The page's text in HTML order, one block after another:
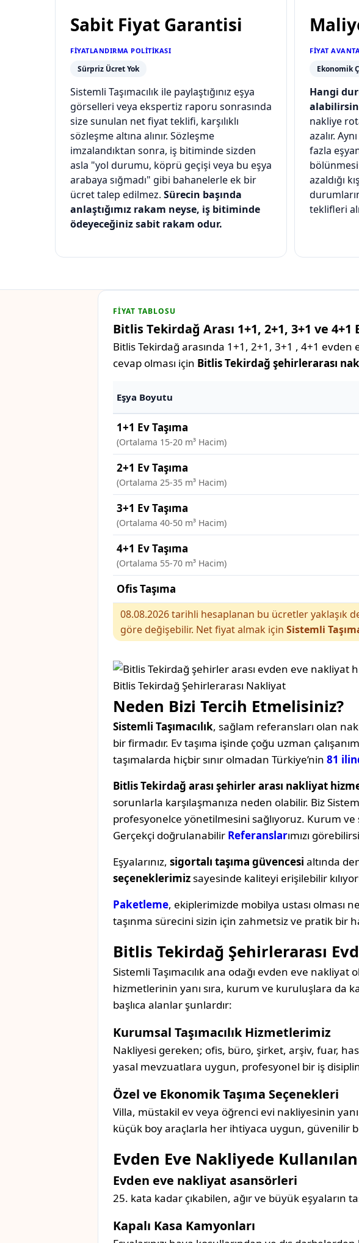
Sabit Fiyat Garantisi
FIYATLANDIRMA POLITIKASI
Sürpriz Ücret Yok
Sistemli Taşımacılık ile paylaştığınız eşya
görselleri veya ekspertiz raporu sonrasında
size sunulan net fiyat teklifi, karşılıklı
sözleşme altına alınır. Sözleşme
imzalandıktan sonra, iş bitiminde sizden
asla "yol durumu, köprü geçişi veya bu eşya
arabaya sığmadı" gibi bahanelerle ek bir
ücret talep edilmez. Sürecin başında
anlaştığımız rakam neyse, iş bitiminde
ödeyeceğiniz sabit rakam odur.
FIYAT
Ekonomik
Hangi
nakliye
azalır.
fazla
azaldığı
teklifleri
FIYAT TABLOSU
Bitlis Tekirdağ Arası 1+1, 2+1, 3+1 ve
Bitlis Tekirdağ arasında 1+1, 2+1, 3+1 , 4+1
cevap olması için Bitlis Tekirdağ şehirlerarası
Eşya Boyutu
1+1 Ev Taşıma
(Ortalama 15-20 m³ Hacim)
2+1 Ev Taşıma
(Ortalama 25-35 m³ Hacim)
3+1 Ev Taşıma
(Ortalama 40-50 m³ Hacim)
4+1 Ev Taşıma
(Ortalama 55-70 m³ Hacim)
Ofis Taşıma
08.08.2026 tarihli hesaplanan bu ücretler yaklaşık
göre değişebilir. Net fiyat almak için Sistemli
Bitlis Tekirdağ Şehirlerarası Nakliyat
Neden Bizi Tercih Etmelisiniz?
Sistemli Taşımacılık, sağlam referansları olan
bir firmadır. Ev taşıma işinde çoğu uzman
taşımalarda hiçbir sınır olmadan Türkiye’nin 81
Bitlis Tekirdağ arası şehirler arası nakliyat
sorunlarla karşılaşmanıza neden olabilir. Biz
profesyonelce yönetilmesini sağlıyoruz. Kurum
Gerçekçi doğrulanabilir Referanslarımızı
Eşyalarınız, sigortalı taşıma güvencesi altında
seçeneklerimizsayesinde kaliteyi erişilebilir
Paketleme, ekiplerimizde mobilya ustası olması
taşınma sürecini sizin için zahmetsiz ve pratik bir
Bitlis Tekirdağ Şehirlerarası
Sistemli Taşımacılık ana odağı evden eve
hizmetlerinin yanı sıra, kurum ve kuruluşlara da
başlıca alanlar şunlardır:
Kurumsal Taşımacılık Hizmetlerimiz
Nakliyesi gereken; ofis, büro, şirket, arşiv, fuar,
yasal mevzuatlara uygun, profesyonel bir iş
Özel ve Ekonomik Taşıma Seçenekleri
Villa, müstakil ev veya öğrenci evi nakliyesinin
küçük boy araçlarla her ihtiyaca uygun, güvenilir
Evden Eve Nakliyede
Evden eve nakliyat asansörleri
25. kata kadar çıkabilen, ağır ve büyük eşyaların
Kapalı Kasa Kamyonları